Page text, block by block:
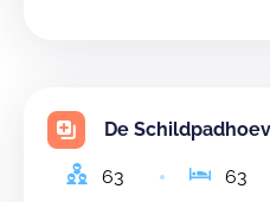
De
63 63